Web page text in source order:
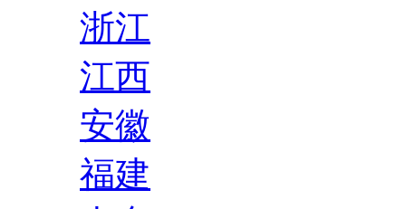
浙江
江西
安徽
福建